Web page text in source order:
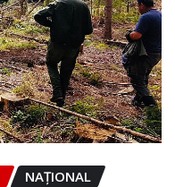
NAŢIONAL